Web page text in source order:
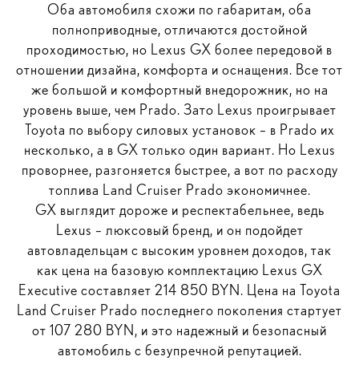
Оба автомобиля схожи по габаритам, оба
полноприводные, отличаются достойной
проходимостью, но Lexus GX более передовой в
отношении дизайна, комфорта и оснащения. Все тот
же большой и комфортный внедорожник, но на
уровень выше, чем Prado. Зато Lexus проигрывает
Toyota по выбору силовых установок – в Prado их
несколько, а в GX только один вариант. Но Lexus
проворнее, разгоняется быстрее, а вот по расходу
топлива Land Cruiser Prado экономичнее.
GX выглядит дороже и респектабельнее, ведь
Lexus – люксовый бренд, и он подойдет
автовладельцам с высоким уровнем доходов, так
как цена на базовую комплектацию Lexus GX
Executive составляет 214 850 BYN. Цена на Toyota
Land Cruiser Prado последнего поколения стартует
от 107 280 BYN, и это надежный и безопасный
автомобиль с безупречной репутацией.